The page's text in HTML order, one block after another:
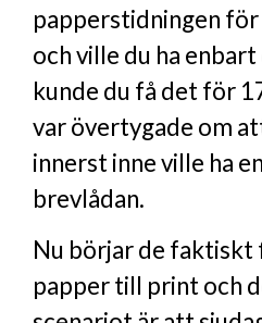
papperstidningen
och ville du ha
kunde du få det för
var övertygade om
innerst inne ville ha
brevlådan.
Nu börjar de faktiskt
papper till print och